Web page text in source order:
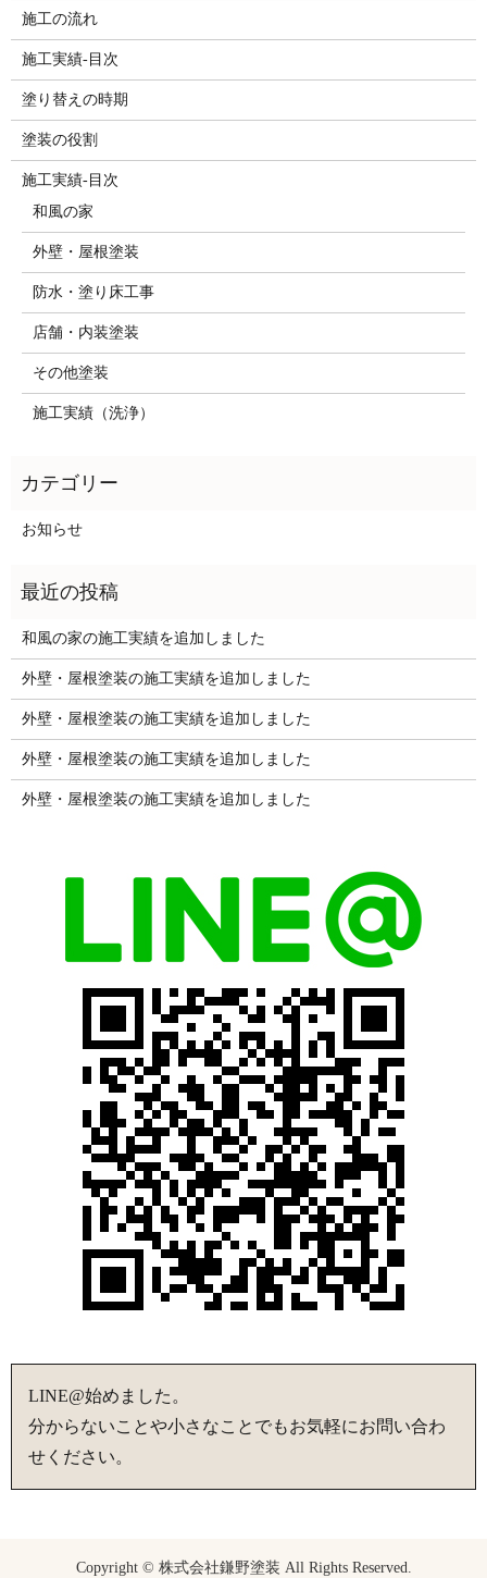
施工の流れ
施工実績-目次
塗り替えの時期
塗装の役割
施工実績-目次
和風の家
外壁・屋根塗装
防水・塗り床工事
店舗・内装塗装
その他塗装
施工実績（洗浄）
お知らせ
和風の家の施工実績を追加しました
外壁・屋根塗装の施工実績を追加しました
外壁・屋根塗装の施工実績を追加しました
外壁・屋根塗装の施工実績を追加しました
外壁・屋根塗装の施工実績を追加しました
LINE@始めました。
分からないことや小さなことでもお気軽にお問い合わ
せください。
Copyright © 株式会社鎌野塗装 All Rights Reserved.